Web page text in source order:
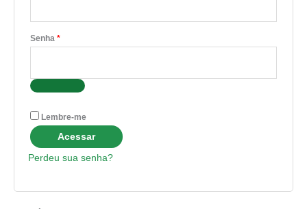
Senha *
Lembre-me
Acessar
Perdeu sua senha?